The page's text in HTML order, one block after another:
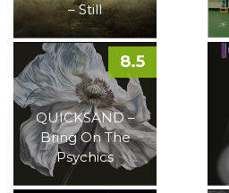
– Still
QUICKSAND –
Bring On The
Psychics
8.5